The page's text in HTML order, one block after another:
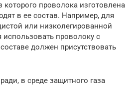
которого проволока изготовлена
в ее состав. Например, для
или низколегированной
использовать проволоку с
должен присутствовать
в среде защитного газа